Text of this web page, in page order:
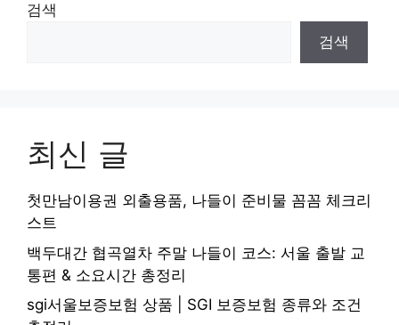
검색
검색
최신 글
첫만남이용권 외출용품, 나들이 준비물 꼼꼼 체크리
스트
백두대간 협곡열차 주말 나들이 코스: 서울 출발 교
통편 & 소요시간 총정리
sgi서울보증보험 상품 | SGI 보증보험 종류와 조건